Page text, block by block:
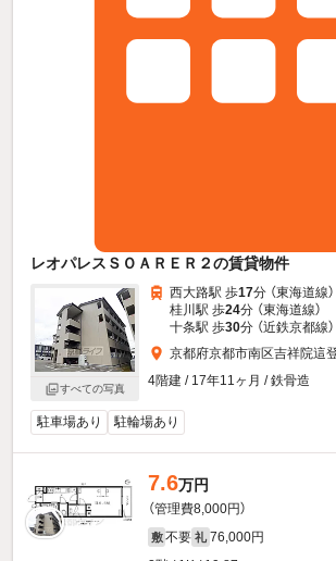
レオパレスＳＯＡＲＥＲ２の賃貸物件
すべての写真
西大路駅 歩17分 （東海道線）
桂川駅 歩24分 （東海道線）
十条駅 歩30分 （近鉄京都線）
京都府京都市南区吉祥院這
4階建 / 17年11ヶ月 / 鉄骨造
駐車場あり 駐輪場あり
7.6万円
（管理費8,000円）
敷 不要 礼 76,000円